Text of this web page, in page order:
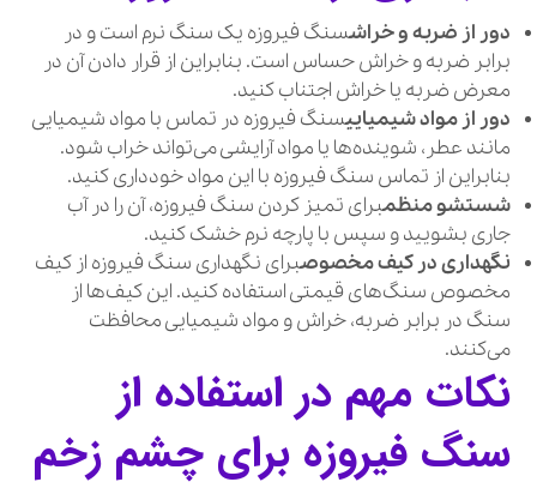
دور از ضربه و خراشسنگ فیروزه یک سنگ نرم است و در
برابر ضربه و خراش حساس است. بنابراین از قرار دادن آن در
معرض ضربه یا خراش اجتناب کنید.
دور از مواد شیمیاییسنگ فیروزه در تماس با مواد شیمیایی
مانند عطر، شوینده‌ها یا مواد آرایشی می‌تواند خراب شود.
بنابراین از تماس سنگ فیروزه با این مواد خودداری کنید.
شستشو منظمبرای تمیز کردن سنگ فیروزه، آن را در آب
جاری بشویید و سپس با پارچه نرم خشک کنید.
نگهداری در کیف مخصوصبرای نگهداری سنگ فیروزه از کیف
مخصوص سنگ‌های قیمتی استفاده کنید. این کیف‌ها از
سنگ در برابر ضربه، خراش و مواد شیمیایی محافظت
می‌کنند.
نکات مهم در استفاده از
سنگ فیروزه برای چشم زخم